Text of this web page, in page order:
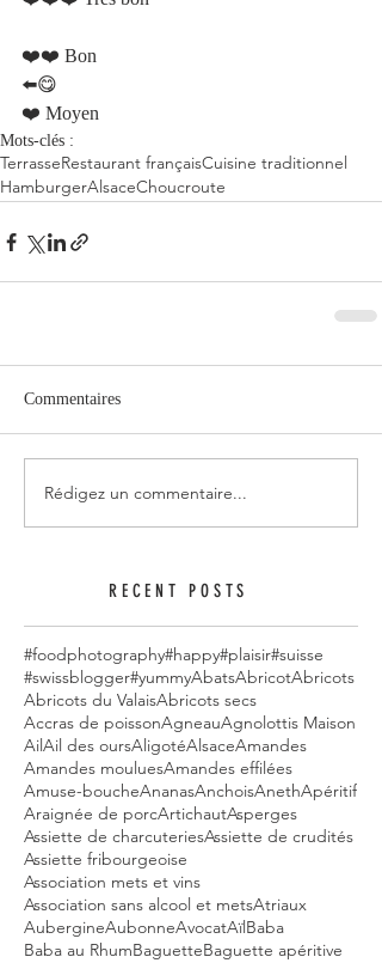
❤️❤️ Bon
Mots-clés :
TerrasseRestaurant françaisCuisine traditionnel
HamburgerAlsaceChoucroute
Commentaires
Rédigez un commentaire...
RECENT POSTS
#foodphotography#happy#plaisir#suisse
#swissblogger#yummyAbatsAbricotAbricots
Abricots du ValaisAbricots secs
Accras de poissonAgneauAgnolottis Maison
AilAil des oursAligotéAlsaceAmandes
Amandes mouluesAmandes effilées
Amuse-boucheAnanasAnchoisAnethApéritif
Araignée de porcArtichautAsperges
Assiette de charcuteriesAssiette de crudités
Assiette fribourgeoise
Association mets et vins
Association sans alcool et metsAtriaux
AubergineAubonneAvocatAïlBaba
Baba au RhumBaguetteBaguette apéritive